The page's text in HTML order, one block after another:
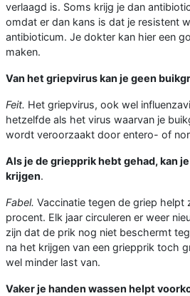
verlaagd is. Soms krijg je dan
omdat er dan kans is dat je resistent
antibioticum. Je dokter kan hier een
maken.
Van het griepvirus kan je geen
Feit. Het griepvirus, ook wel
hetzelfde als het virus waarvan je
wordt veroorzaakt door entero- of
Als je de griepprik hebt gehad, kan
krijgen.
Fabel. Vaccinatie tegen de griep helpt
procent. Elk jaar circuleren er weer
zijn dat de prik nog niet beschermt
na het krijgen van een griepprik toch
wel minder last van.
Vaker je handen wassen helpt